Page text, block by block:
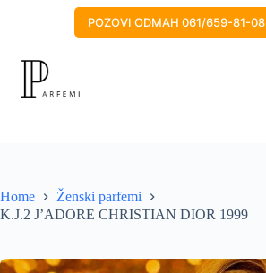
POZOVI ODMAH 061/659-81-08
Home
Ženski parfemi
K.J.2 J’ADORE CHRISTIAN DIOR 1999